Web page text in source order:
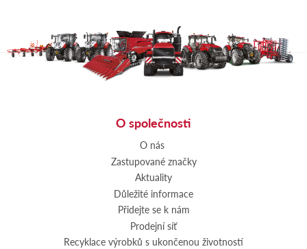
O společnosti
O nás
Zastupované značky
Aktuality
Důležité informace
Přidejte se k nám
Prodejní síť
Recyklace výrobků s ukončenou životností